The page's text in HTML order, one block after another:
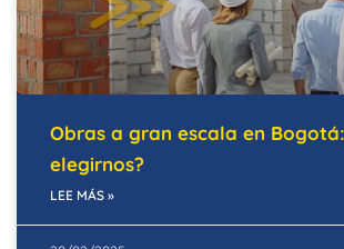
Obras a gran escala en
elegirnos?
LEE MÁS »